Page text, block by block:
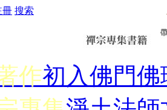
冊 搜索
作初入佛門佛